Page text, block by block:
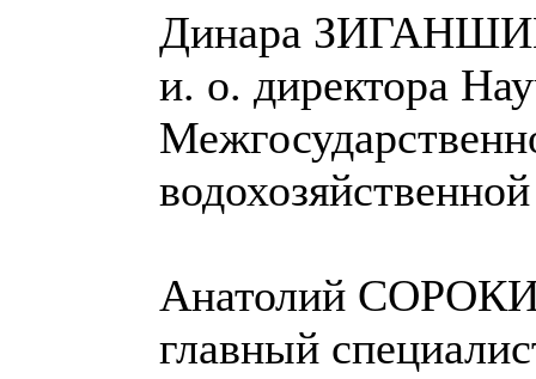
Динара
и. о. директора
Анатолий
главный